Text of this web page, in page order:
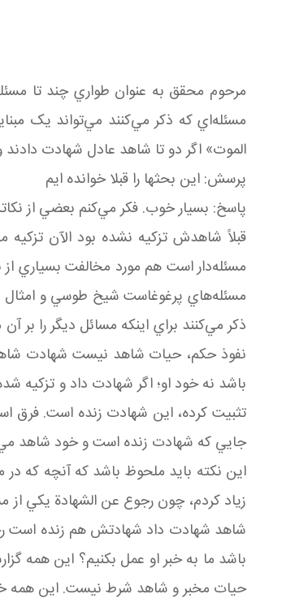
مرحوم محقق به عنوان طواري چند تا
مسئله‌اي که ذکر مي‌کنند مي‌تواند يک
الموت» اگر دو تا شاهد عادل شهادت دادند
پرسش: اين بحث­ها را قبلا خوانده ايم
پاسخ: بسيار خوب. فکر مي‌کنم بعضي از
قبلاً شاهدش تزکيه نشده بود الآن
مسئله‌دار است هم مورد مخالفت بسياري
مسئله‌هاي پرغوغاست شيخ طوسي و امثال
ذکر مي‌کنند براي اينکه مسائل ديگر را
نفوذ حکم، حيات شاهد نيست شهادت
باشد نه خود او؛ اگر شهادت داد و
تثبيت کرده، اين شهادت زنده است.
جايي که شهادت زنده است و خود شاهد
اين نکته بايد ملحوظ باشد که آنچه که
زياد کردم، چون رجوع عن الشهادة يکي
شاهد شهادت داد شهادتش هم زنده است
باشد ما به خبر او عمل بکنيم؟ اين همه
حيات مخبر و شاهد شرط نيست. اين همه